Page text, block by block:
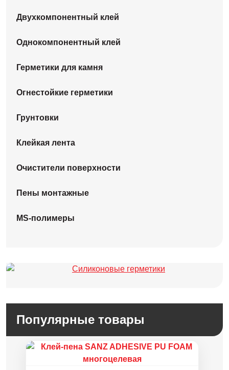
Двухкомпонентный клей
Однокомпонентный клей
Герметики для камня
Огнестойкие герметики
Грунтовки
Клейкая лента
Очистители поверхности
Пены монтажные
MS-полимеры
Популярные товары